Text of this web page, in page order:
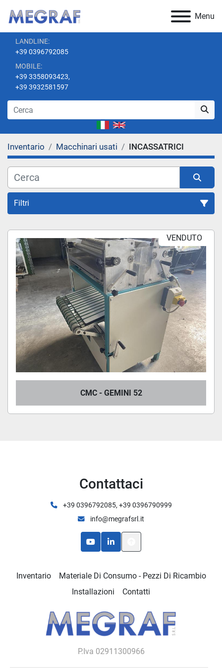
Menu
LANDLINE:
+39 0396792085
MOBILE:
+39 3358093423,
+39 3932581597
Inventario Macchinari usati INCASSATRICI
Filtri
INCASSATRICI (1)
Ordina per
VENDUTO
CMC - GEMINI 52
Contattaci
+39 0396792085, +39 0396790999
info@megrafsrl.it
youtubelinkedin
Inventario
Materiale Di Consumo - Pezzi Di Ricambio
Installazioni
Contatti
P.Iva 02911300966